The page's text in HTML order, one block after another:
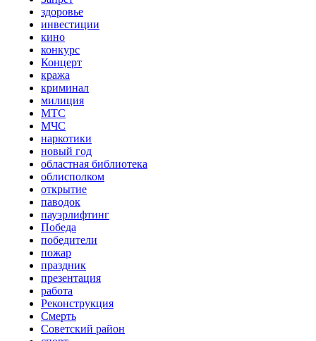
здоровье
инвестиции
кино
конкурс
Концерт
кража
криминал
милиция
МТС
МЧС
наркотики
новый год
областная библиотека
облисполком
открытие
паводок
пауэрлифтинг
Победа
победители
пожар
праздник
презентация
работа
Реконструкция
Смерть
Советский район